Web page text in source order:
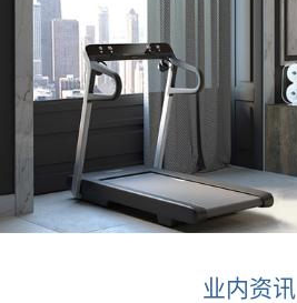
业内资讯